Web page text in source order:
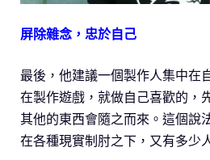
屏除雜念，忠於自己
最後，他建議一個製作人集中在
在製作遊戲，就做自己喜歡的，
其他的東西會隨之而來。這個說
在各種現實制肘之下，又有多少